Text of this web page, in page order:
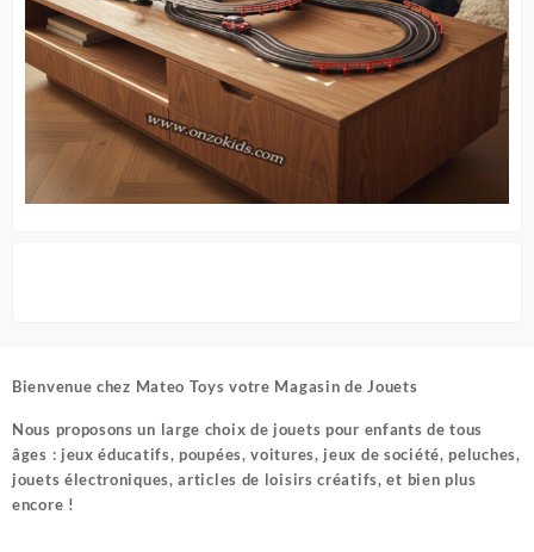
Bienvenue chez Mateo Toys votre Magasin de Jouets
Nous proposons un large choix de jouets pour enfants de tous
âges : jeux éducatifs, poupées, voitures, jeux de société, peluches,
jouets électroniques, articles de loisirs créatifs, et bien plus
encore !